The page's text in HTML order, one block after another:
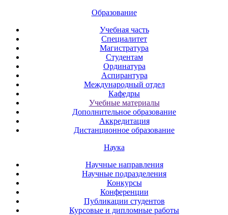
Образование
Учебная часть
Специалитет
Магистратура
Студентам
Ординатура
Аспирантура
Международный отдел
Кафедры
Учебные материалы
Дополнительное образование
Аккредитация
Дистанционное образование
Наука
Научные направления
Научные подразделения
Конкурсы
Конференции
Публикации студентов
Курсовые и дипломные работы